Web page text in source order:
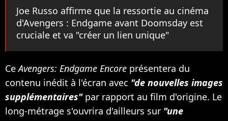
Joe Russo affirme que la ressortie au cinéma
d'Avengers : Endgame avant Doomsday est
cruciale et va "créer un lien unique"
CeAvengers: Endgame Encore présentera du
contenu inédit à l'écran avec "de nouvelles images
supplémentaires" par rapport au film d'origine. Le
long-métrage s'ouvrira d'ailleurs sur "une